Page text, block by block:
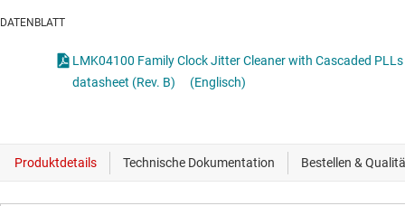
DATENBLATT
LMK04100 Family Clock Jitter Cleaner with Cascaded PLLs
datasheet (Rev. B)
(Englisch)